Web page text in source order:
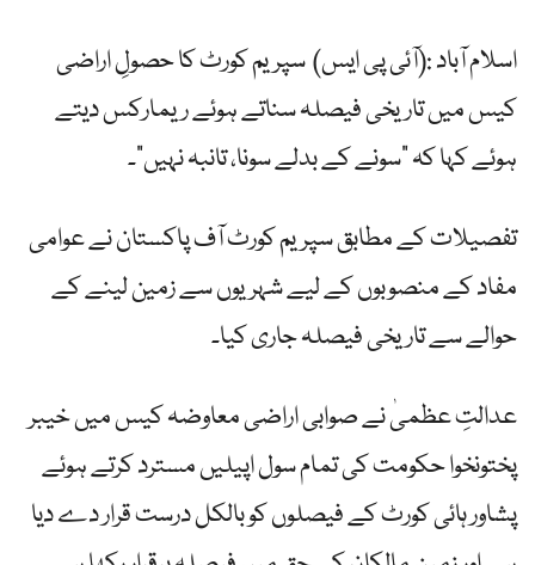
اسلام آباد :(آئی پی ایس) سپریم کورٹ کا حصولِ اراضی
کیس میں تاریخی فیصلہ سناتے ہوئے ریمارکس دیتے
ہوئے کہا کہ “سونے کے بدلے سونا، تانبہ نہیں”۔
تفصیلات کے مطابق سپریم کورٹ آف پاکستان نے عوامی
مفاد کے منصوبوں کے لیے شہریوں سے زمین لینے کے
حوالے سے تاریخی فیصلہ جاری کیا۔
عدالتِ عظمیٰ نے صوابی اراضی معاوضہ کیس میں خیبر
پختونخوا حکومت کی تمام سول اپیلیں مسترد کرتے ہوئے
پشاور ہائی کورٹ کے فیصلوں کو بالکل درست قرار دے دیا